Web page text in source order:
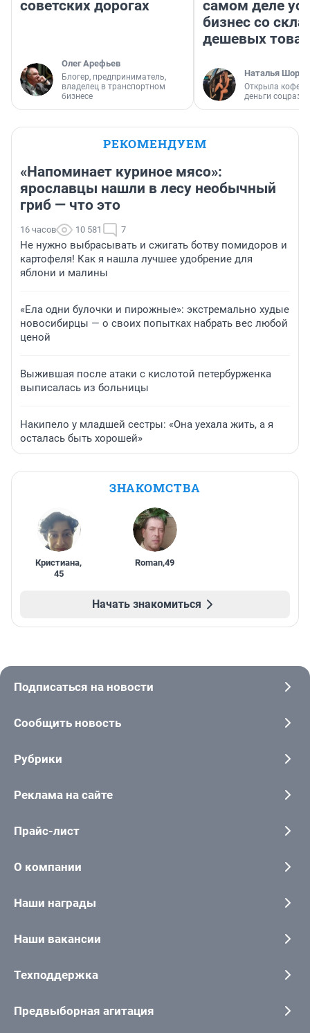
советских дорогах
Олег Арефьев
Блогер, предприниматель,
владелец в транспортном
бизнесе
самом деле
бизнес со
дешевых
Наталья
Открыла
деньги
РЕКОМЕНДУЕМ
«Напоминает куриное мясо»:
ярославцы нашли в лесу необычный
гриб — что это
16 часов 10 581 7
Не нужно выбрасывать и сжигать ботву помидоров и
картофеля! Как я нашла лучшее удобрение для
яблони и малины
«Ела одни булочки и пирожные»: экстремально худые
новосибирцы — о своих попытках набрать вес любой
ценой
Выжившая после атаки с кислотой петербурженка
выписалась из больницы
Накипело у младшей сестры: «Она уехала жить, а я
осталась быть хорошей»
ЗНАКОМСТВА
Кристиана,
45
Roman,49
Начать знакомиться
Подписаться на новости
Сообщить новость
Рубрики
Реклама на сайте
Прайс-лист
О компании
Наши награды
Наши вакансии
Техподдержка
Предвыборная агитация